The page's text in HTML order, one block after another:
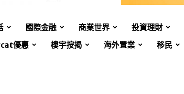
國際金融 商業世界 投資理財
優惠
樓宇按揭 海外置業 移民